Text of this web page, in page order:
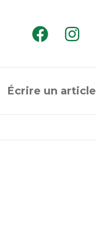
Écrire un article